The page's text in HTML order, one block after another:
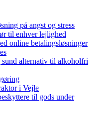
på angst og stress
til enhver lejlighed
online betalingsløsninger
alternativ til alkoholfri
i Vejle
til gods under